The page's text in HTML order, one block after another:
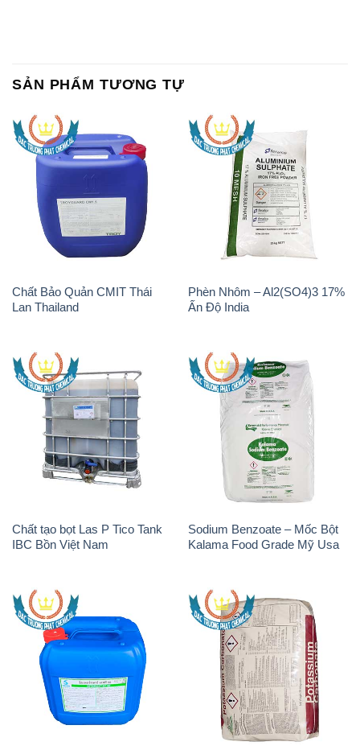
SẢN PHẨM TƯƠNG TỰ
Chất Bảo Quản CMIT Thái
Lan Thailand
Phèn Nhôm – Al2(SO4)3 17%
Ấn Độ India
Chất tạo bọt Las P Tico Tank
IBC Bồn Việt Nam
Sodium Benzoate – Mốc Bột
Kalama Food Grade Mỹ Usa